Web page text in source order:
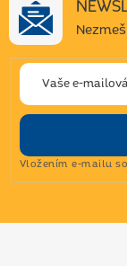
Vložením e-mailu